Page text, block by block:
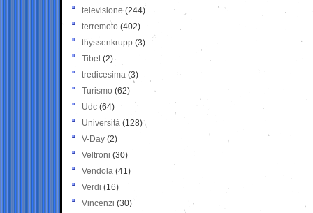
televisione(244)
terremoto (402)
thyssenkrupp (3)
Tibet(2)
tredicesima (3)
Turismo (62)
Udc (64)
Università (128)
V-Day (2)
Veltroni (30)
Vendola (41)
Verdi (16)
Vincenzi (30)